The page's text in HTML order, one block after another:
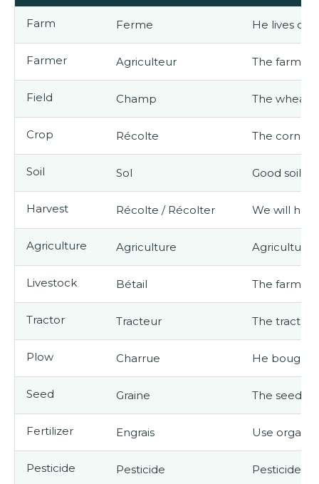
Farm Ferme He lives on
Farmer Agriculteur The farmer
Field Champ The wheat
Crop Récolte The corn
Soil Sol Good soil is
Harvest Récolte / Récolter We will
Agriculture Agriculture Agriculture
Livestock Bétail The farm
Tractor Tracteur The tractor
Plow Charrue He bought
Seed Graine The seeds
Fertilizer Engrais Use
Pesticide Pesticide Pesticides